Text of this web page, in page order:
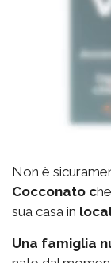
Non è
Cocconato c
sua casa in
Una famiglia